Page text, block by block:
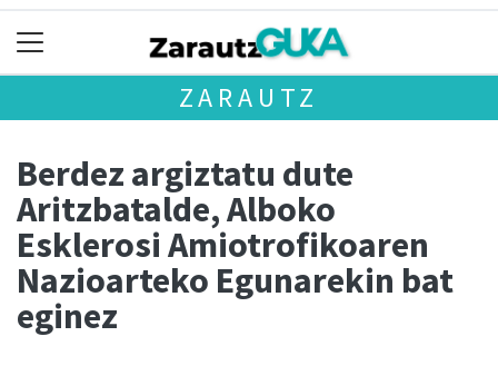
ZARAUTZ
Berdez argiztatu dute
Aritzbatalde, Alboko
Esklerosi Amiotrofikoaren
Nazioarteko Egunarekin bat
eginez